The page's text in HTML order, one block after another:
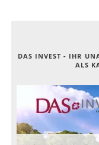
DAS INVEST - IHR
ALS